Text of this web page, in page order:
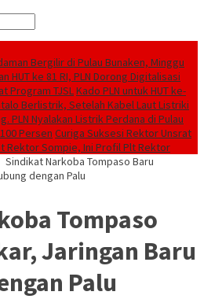
Bergilir di Pulau Bunaken, Minggu
HUT ke 81 RI, PLN Dorong Digitalisasi
Program TJSLKado PLN untuk HUT ke-
Berlistrik, Setelah Kabel Laut Listriki
PLN Nyalakan Listrik Perdana di Pulau
Persen Curiga Suksesi Rektor Unsrat
Rektor Sompie, Ini Profil Plt Rektor
Sindikat Narkoba Tompaso Baru
dengan Palu
Tompaso
Jaringan Baru
Palu